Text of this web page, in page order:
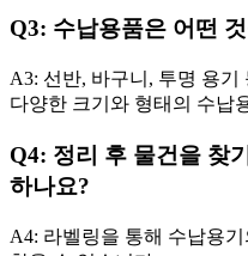
Q3: 수납용품은 어떤
A3: 선반, 바구니, 투명 용
다양한 크기와 형태의 수납
Q4: 정리 후 물건을 찾
하나요?
A4: 라벨링을 통해 수납용